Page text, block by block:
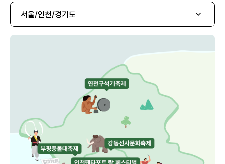
서울/인천/경기도